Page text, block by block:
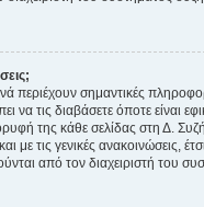
περιέχουν σημαντικές
να τις διαβάσετε όποτε είναι
της κάθε σελίδας στη Δ.
με τις γενικές ανακοινώσεις,
από τον διαχειριστή του